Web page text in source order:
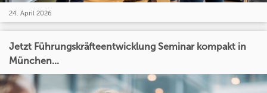
24. April 2026
Jetzt Führungskräfteentwicklung Seminar kompakt in
München...